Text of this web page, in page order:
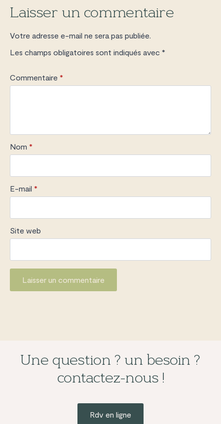
Laisser un commentaire
Votre adresse e-mail ne sera pas publiée.
Les champs obligatoires sont indiqués avec *
Commentaire *
Nom *
E-mail *
Site web
Une question ? un besoin ?
contactez-nous !
Rdv en ligne